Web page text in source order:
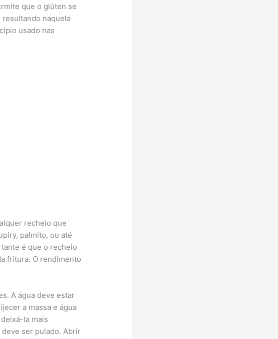
que o glúten se
resultando naquela
usado nas
recheio que
palmito, ou até
é que o recheio
fritura. O rendimento
A água deve estar
a massa e água
la mais
ser pulado. Abrir